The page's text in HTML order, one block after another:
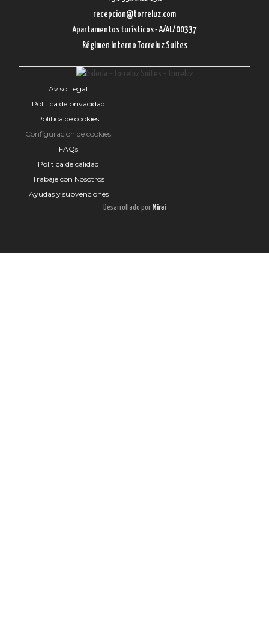
recepcion@torreluz.com
Apartamentos turísticos - A/AL/00337
Régimen Interno Torreluz Suites
Aviso Legal
Política de privacidad
Política de cookies
Configuración de cookies
FAQs
Política de calidad
Trabaje con Nosotros
Ayudas y subvenciones
Desarrollado por Mirai